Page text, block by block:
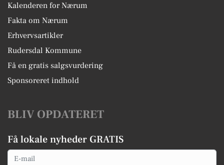
Kalenderen for Nærum
Fakta om Nærum
Erhvervsartikler
Rudersdal Kommune
Få en gratis salgsvurdering
Sponsoreret indhold
BLIV OPDATERET
Få lokale nyheder GRATIS
Email